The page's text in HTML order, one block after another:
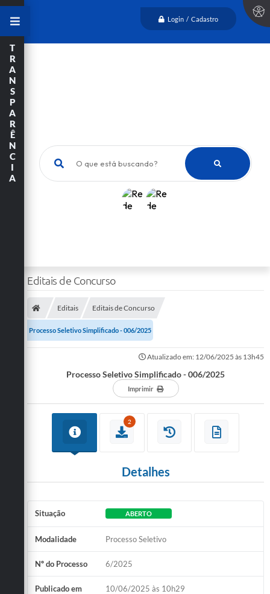
Login / Cadastro
O que está buscando?
T
R
A
N
S
P
A
R
Ê
N
C
I
A
Editais de Concurso
Editais Editais de Concurso
Processo Seletivo Simplificado - 006/2025
Atualizado em: 12/06/2025 às 13h45
Processo Seletivo Simplificado - 006/2025
Imprimir
2
Detalhes
Situação ABERTO
Modalidade Processo Seletivo
Nº do Processo 6/2025
Publicado em 10/06/2025 às 10h29